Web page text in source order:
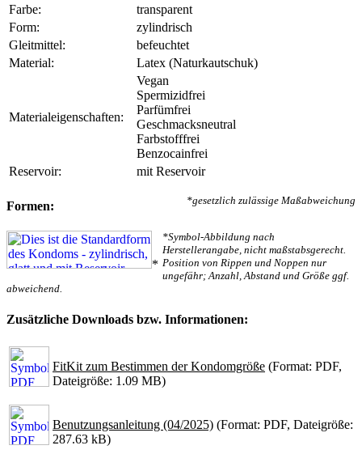
Farbe:
transparent
Form:
zylindrisch
Gleitmittel:
befeuchtet
Material:
Latex (Naturkautschuk)
Materialeigenschaften:
Vegan
Spermizidfrei
Parfümfrei
Geschmacksneutral
Farbstofffrei
Benzocainfrei
Reservoir:
mit Reservoir
*gesetzlich zulässige Maßabweichung
Formen:
*
*Symbol-Abbildung nach
Herstellerangabe, nicht maßstabsgerecht.
Position von Rippen und Noppen nur
ungefähr; Anzahl, Abstand und Größe ggf.
abweichend.
Zusätzliche Downloads bzw. Informationen:
FitKit zum Bestimmen der Kondomgröße (Format: PDF,
Dateigröße: 1.09 MB)
Benutzungsanleitung (04/2025) (Format: PDF, Dateigröße:
287.63 kB)